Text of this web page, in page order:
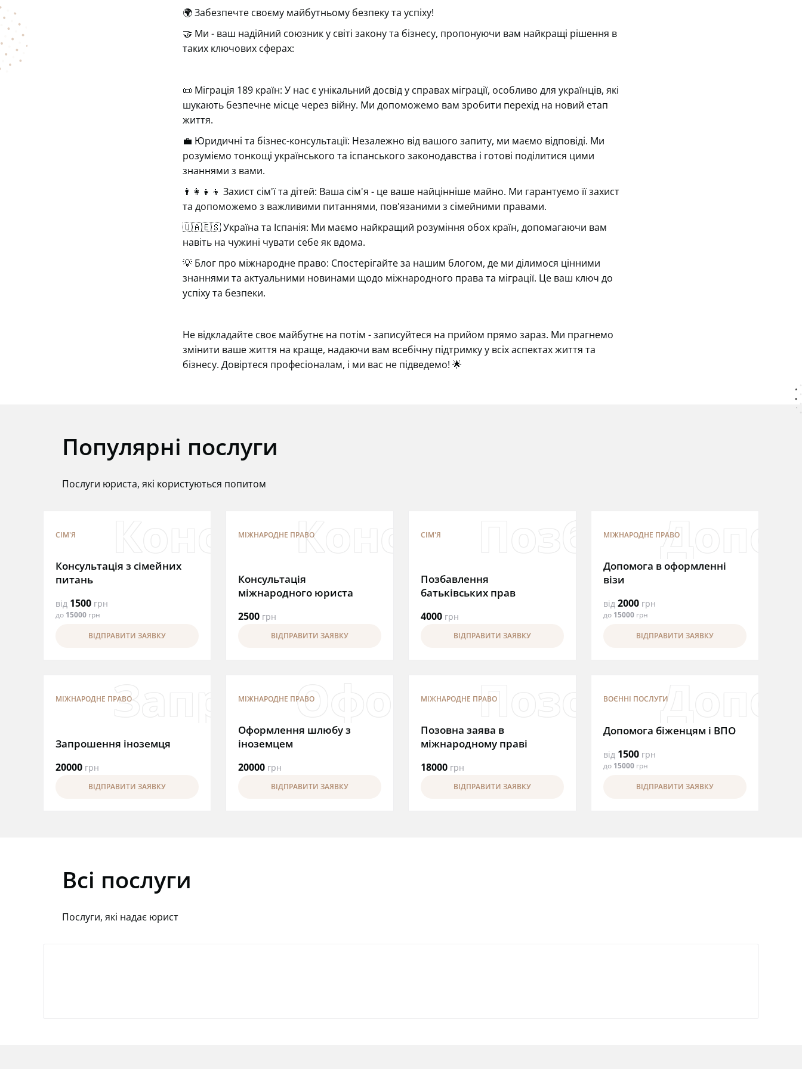
🌍 Забезпечте своєму майбутньому безпеку та успіху!
🤝 Ми - ваш надійний союзник у світі закону та бізнесу, пропонуючи вам найкращі рішення в
таких ключових сферах:
📜 Міграція 189 країн: У нас є унікальний досвід у справах міграції, особливо для українців, які
шукають безпечне місце через війну. Ми допоможемо вам зробити перехід на новий етап
життя.
💼 Юридичні та бізнес-консультації: Незалежно від вашого запиту, ми маємо відповіді. Ми
розуміємо тонкощі українського та іспанського законодавства і готові поділитися цими
знаннями з вами.
👨‍👩‍👧‍👦 Захист сім'ї та дітей: Ваша сім'я - це ваше найцінніше майно. Ми гарантуємо її захист
та допоможемо з важливими питаннями, пов'язаними з сімейними правами.
🇺🇦🇪🇸Україна та Іспанія: Ми маємо найкращий розуміння обох країн, допомагаючи вам
навіть на чужині чувати себе як вдома.
💡 Блог про міжнародне право: Спостерігайте за нашим блогом, де ми ділимося цінними
знаннями та актуальними новинами щодо міжнародного права та міграції. Це ваш ключ до
успіху та безпеки.
Не відкладайте своє майбутнє на потім - записуйтеся на прийом прямо зараз. Ми прагнемо
змінити ваше життя на краще, надаючи вам всебічну підтримку у всіх аспектах життя та
бізнесу. Довіртеся професіоналам, і ми вас не підведемо! 🌟
Популярні послуги
Послуги юриста, які користуються попитом
СІМ'Я Консультація з сімейних
Консультація з сімейних
питань
від 1500 грн
до 15000 грн
ВІДПРАВИТИ ЗАЯВКУ
МІЖНАРОДНЕ ПРАВОКонсультація
Консультація
міжнародного юриста
2500 грн
ВІДПРАВИТИ ЗАЯВКУ
СІМ'Я
Позбавлення
батьківських прав
4000 грн
ВІДПРАВИТИ ЗАЯВКУ
МІЖНАРОДНЕ ПРАВО
Допомога в оформленні
візи
від 2000 грн
до 15000 грн
ВІДПРАВИТИ ЗАЯВКУ
МІЖНАРОДНЕ ПРАВОЗапрошення іноземця
Запрошення іноземця
20000 грн
ВІДПРАВИТИ ЗАЯВКУ
МІЖНАРОДНЕ ПРАВООформлення шлюбу
Оформлення шлюбу з
іноземцем
20000 грн
ВІДПРАВИТИ ЗАЯВКУ
МІЖНАРОДНЕ ПРАВОПозовна
Позовна заява в
міжнародному праві
18000 грн
ВІДПРАВИТИ ЗАЯВКУ
ВОЄННІ ПОСЛУГИ
Допомога біженцям і ВПО
від 1500 грн
до 15000 грн
ВІДПРАВИТИ ЗАЯВКУ
Всі послуги
Послуги, які надає юрист